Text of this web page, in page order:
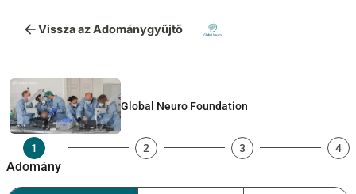
arrow_backVissza az Adománygyűjtő
Global Neuro Foundation
1
Adomány
2 3 4